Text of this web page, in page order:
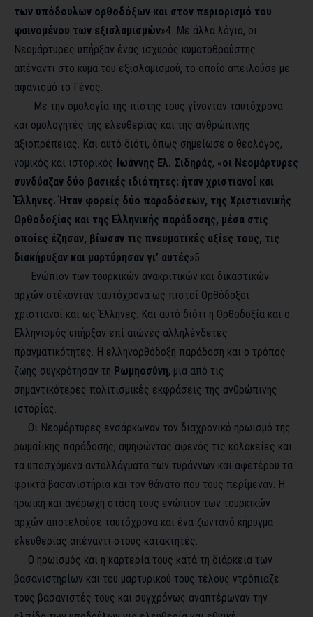
των υπόδουλων ορθοδόξων και στον περιορισμό του
φαινομένου των εξισλαμισμών»4. Με άλλα λόγια, οι
Νεομάρτυρες υπήρξαν ένας ισχυρός κυματοθραύστης
απέναντι στο κύμα του εξισλαμισμού, το οποίο απειλούσε με
αφανισμό το Γένος.
Με την ομολογία της πίστης τους γίνονταν ταυτόχρονα
και ομολογητές της ελευθερίας και της ανθρώπινης
αξιοπρέπειας. Και αυτό διότι, όπως σημείωσε ο θεολόγος,
νομικός και ιστορικός Ιωάννης Ελ. Σιδηράς, «οι Νεομάρτυρες
συνδύαζαν δύο βασικές ιδιότητες: ήταν χριστιανοί και
Έλληνες. Ήταν φορείς δύο παραδόσεων, της Χριστιανικής
Ορθοδοξίας και της Ελληνικής παράδοσης, μέσα στις
οποίες έζησαν, βίωσαν τις πνευματικές αξίες τους, τις
διακήρυξαν και μαρτύρησαν γι’ αυτές»5.
Ενώπιον των τουρκικών ανακριτικών και δικαστικών
αρχών στέκονταν ταυτόχρονα ως πιστοί Ορθόδοξοι
χριστιανοί και ως Έλληνες. Και αυτό διότι η Ορθοδοξία και ο
Ελληνισμός υπήρξαν επί αιώνες αλληλένδετες
πραγματικότητες. Η ελληνορθόδοξη παράδοση και ο τρόπος
ζωής συγκρότησαν τη Ρωμηοσύνη, μία από τις
σημαντικότερες πολιτισμικές εκφράσεις της ανθρώπινης
ιστορίας.
Οι Νεομάρτυρες ενσάρκωναν τον διαχρονικό ηρωισμό της
ρωμαίικης παράδοσης, αψηφώντας αφενός τις κολακείες και
τα υποσχόμενα ανταλλάγματα των τυράννων και αφετέρου τα
φρικτά βασανιστήρια και τον θάνατο που τους περίμεναν. Η
ηρωική και αγέρωχη στάση τους ενώπιον των τουρκικών
αρχών αποτελούσε ταυτόχρονα και ένα ζωντανό κήρυγμα
ελευθερίας απέναντι στους κατακτητές.
Ο ηρωισμός και η καρτερία τους κατά τη διάρκεια των
βασανιστηρίων και του μαρτυρικού τους τέλους ντρόπιαζε
τους βασανιστές τους και συγχρόνως αναπτέρωναν την